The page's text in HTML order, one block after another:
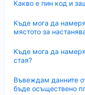
Какво е пин код и
Къде мога да
мястото за
Къде мога да
стая?
Въвеждам данните
бъде осъществено